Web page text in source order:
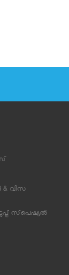
& വിസ
സ്‌പെഷ്യല്‍